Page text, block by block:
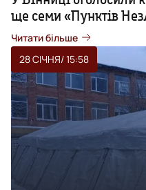
ще семи «Пунктів
Читати більше
28 СІЧНЯ/ 15:58